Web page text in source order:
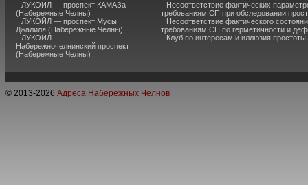
ЛУКОЙЛ — проспект КАМАЗа
(Набережные Челны)
ЛУКОЙЛ — проспект Мусы
Джалиля (Набережные Челны)
ЛУКОЙЛ —
Набережночелнинский проспект
(Набережные Челны)
Несоответствие фактических
требованиям СП при обследовании
Несоответствие фактического
требованиям СП по герметичности и
Клуб по интересам и иллюзия простоты
© 2013-2026 Адреса Набережных Челнов